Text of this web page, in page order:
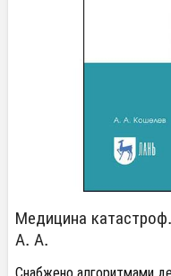
Медицина
А. А.